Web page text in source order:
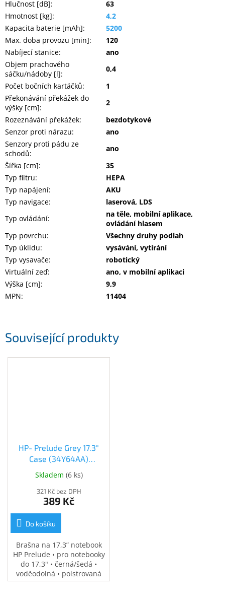
Související produkty
HP- Prelude Grey 17.3"
Case (34Y64AA)
(34Y64AA)
Skladem (6 ks)
321 Kč bez DPH
389 Kč
Do košíku
Brašna na 17,3” notebook
HP Prelude • pro notebooky
do 17,3" • černá/šedá •
voděodolná • polstrovaná
přihrádka na notebook •
Hlučnost [dB]:
63
Hmotnost [kg]:
4,2
Kapacita baterie [mAh]:
5200
Max. doba provozu [min]:
120
Nabíjecí stanice:
ano
Objem prachového
sáčku/nádoby [l]:
0,4
Počet bočních kartáčků:
1
Překonávání překážek do
výšky [cm]:
2
Rozeznávání překážek:
bezdotykové
Senzor proti nárazu:
ano
Senzory proti pádu ze
schodů:
ano
Šířka [cm]:
35
Typ filtru:
HEPA
Typ napájení:
AKU
Typ navigace:
laserová, LDS
Typ ovládání:
na těle, mobilní aplikace,
ovládání hlasem
Typ povrchu:
Všechny druhy podlah
Typ úklidu:
vysávání, vytírání
Typ vysavače:
robotický
Virtuální zeď:
ano, v mobilní aplikaci
Výška [cm]:
9,9
MPN: 11404